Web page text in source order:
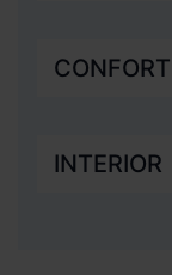
CONFORT
INTERIOR